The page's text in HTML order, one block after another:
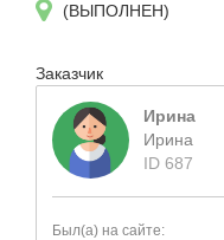
(ВЫПОЛНЕН)
Заказчик
Ирина
Ирина
ID 687
Был(а) на сайте: